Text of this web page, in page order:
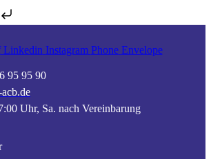
Linkedin Instagram Phone Envelope
95 95 90
Uhr, Sa. nach Vereinbarung